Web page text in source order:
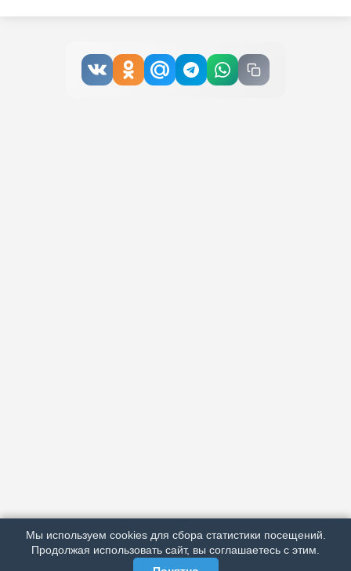
РЕКЛАМА У НАС
МЫ В СОЦСЕТЯХ
Мы используем cookies для сбора статистики посещений.
Продолжая использовать сайт, вы соглашаетесь с этим.